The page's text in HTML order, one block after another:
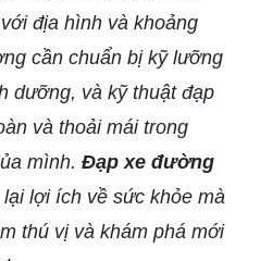
địa hình và khoảng
cần chuẩn bị kỹ lưỡng
dưỡng, và kỹ thuật đạp
và thoải mái trong
mình. Đạp xe đường
lợi ích về sức khỏe mà
thú vị và khám phá mới